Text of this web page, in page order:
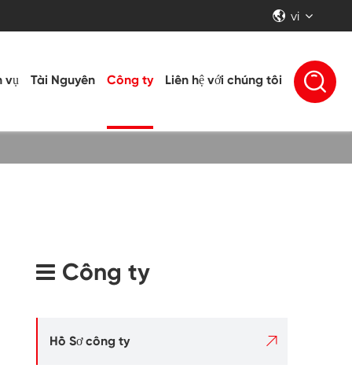
 vi
vụ Tài Nguyên Công ty Liên hệ với chúng tôi 
Công ty
Hồ Sơ công ty 